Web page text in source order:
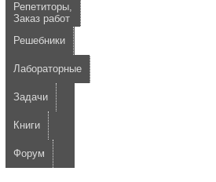
Репетиторы,
Заказ работ
Решебники
Лабораторные
Задачи
Книги
Форум